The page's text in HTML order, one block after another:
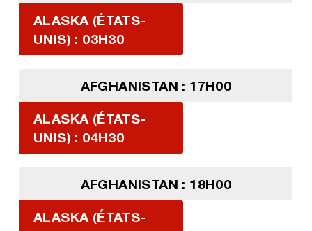
ALASKA (ÉTATS-
UNIS) : 03H30
AFGHANISTAN : 17H00
ALASKA (ÉTATS-
UNIS) : 04H30
AFGHANISTAN : 18H00
ALASKA (ÉTATS-